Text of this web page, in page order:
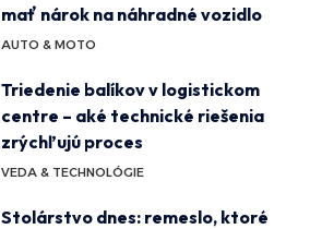
mať nárok na náhradné vozidlo
AUTO & MOTO
Triedenie balíkov v logistickom
centre – aké technické riešenia
zrýchľujú proces
VEDA & TECHNOLÓGIE
Stolárstvo dnes: remeslo, ktoré